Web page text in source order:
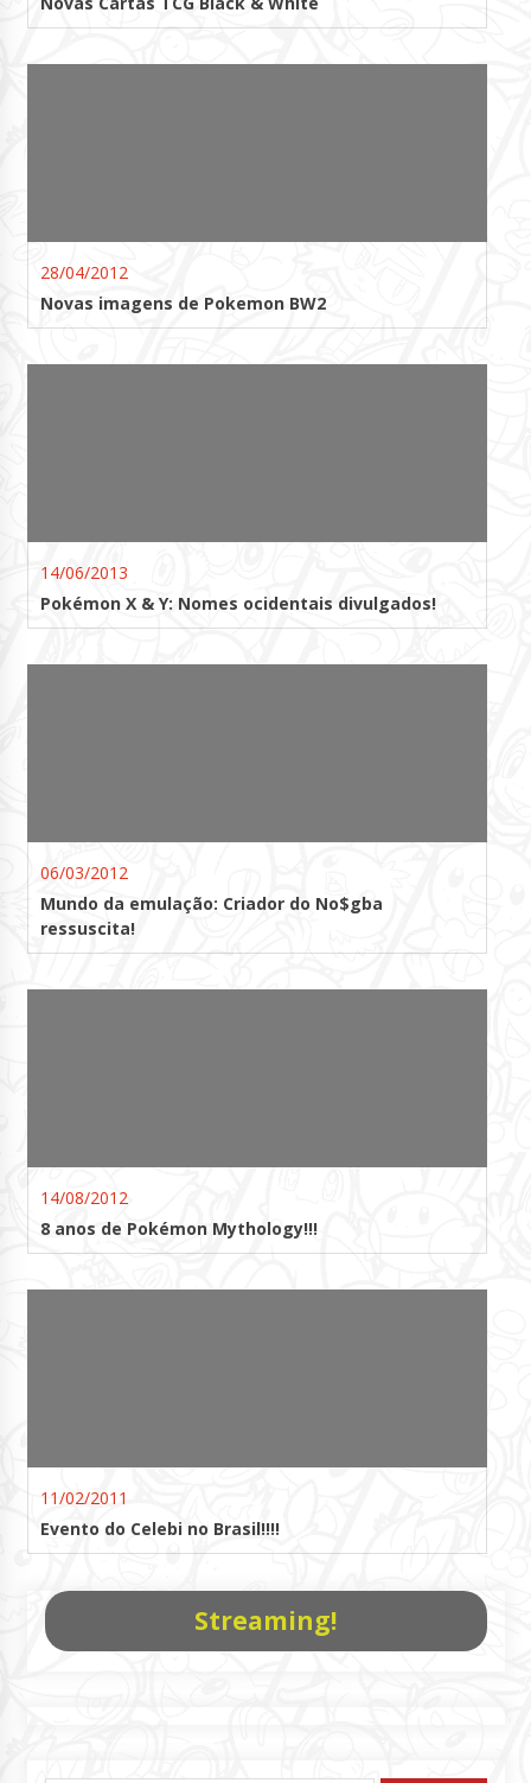
28/04/2012
Novas imagens de Pokemon BW2
14/06/2013
Pokémon X & Y: Nomes ocidentais divulgados!
06/03/2012
Mundo da emulação: Criador do No$gba
ressuscita!
14/08/2012
8 anos de Pokémon Mythology!!!
11/02/2011
Evento do Celebi no Brasil!!!!
Streaming!